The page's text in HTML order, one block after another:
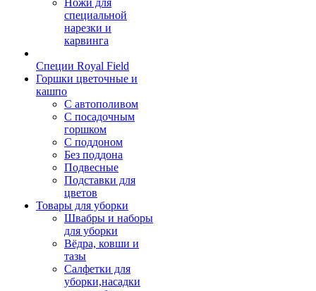
Ножи для
специальной
нарезки и
карвинга
Специи Royal Field
Горшки цветочные и
кашпо
С автополивом
С посадочным
горшком
С поддоном
Без поддона
Подвесные
Подставки для
цветов
Товары для уборки
Швабры и наборы
для уборки
Вёдра, ковши и
тазы
Салфетки для
уборки,насадки